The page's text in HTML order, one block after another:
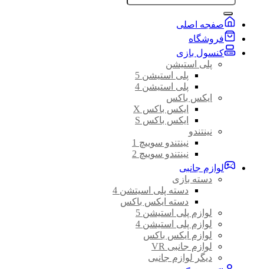
صفجه اصلی
فروشگاه
کنسول بازی
پلی استیشن
پلی استیشن 5
پلی استیشن 4
ایکس باکس
ایکس باکس X
ایکس باکس S
نینتندو
نینتندو سوییچ 1
نینتندو سوییچ 2
لوازم جانبی
دسته بازی
دسته پلی اسیتشن 4
دسته ایکس باکس
لوازم پلی استیشن 5
لوازم پلی استیشن 4
لوازم ایکس باکس
لوازم جانبی VR
دیگر لوازم جانبی